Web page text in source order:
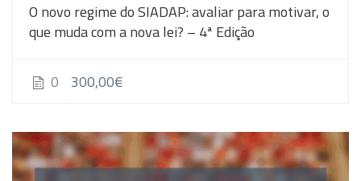
O novo regime do SIADAP: avaliar para motivar, o
que muda com a nova lei? – 4ª Edição
0 300,00€